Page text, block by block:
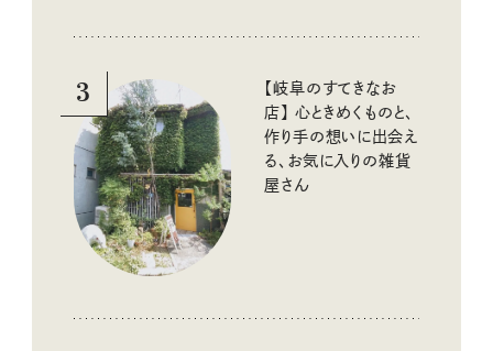
3
【岐阜のすてきなお
店】 心ときめくものと、
作り手の想いに出会え
る、お気に入りの雑貨
屋さん